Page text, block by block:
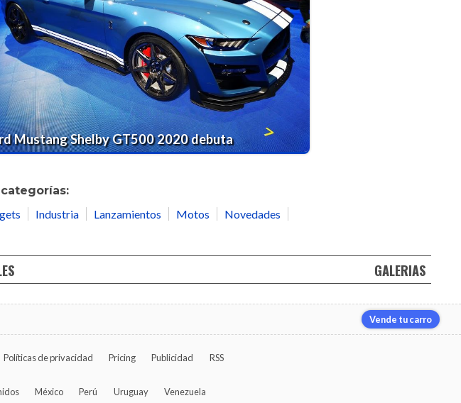
Mustang Shelby GT500 2020 debuta
Industria Lanzamientos Motos
Novedades
GALERIAS
Vende tu carro
Políticas de privacidad Pricing Publicidad RSS
México Perú Uruguay Venezuela